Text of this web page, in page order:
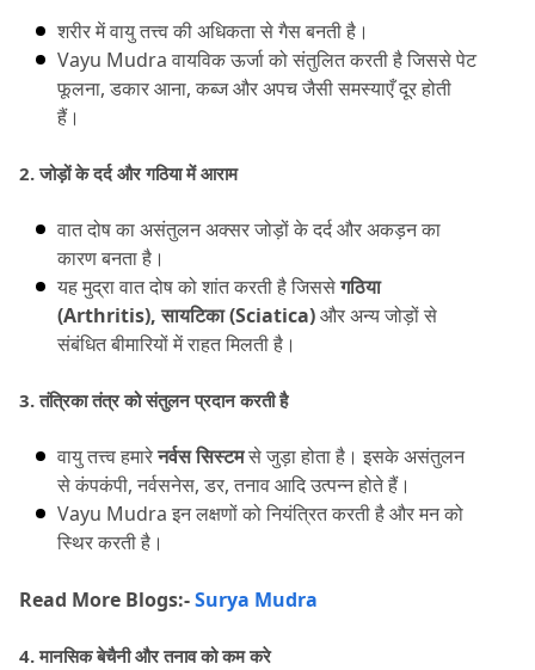
शरीर में वायु तत्त्व की अधिकता से गैस बनती है।
Vayu Mudra वायविक ऊर्जा को संतुलित करती है जिससे पेट
फूलना, डकार आना, कब्ज और अपच जैसी समस्याएँ दूर होती
हैं।
2. जोड़ों के दर्द और गठिया में आराम
वात दोष का असंतुलन अक्सर जोड़ों के दर्द और अकड़न का
कारण बनता है।
यह मुद्रा वात दोष को शांत करती है जिससे गठिया
(Arthritis), सायटिका (Sciatica) और अन्य जोड़ों से
संबंधित बीमारियों में राहत मिलती है।
3. तंत्रिका तंत्र को संतुलन प्रदान करती है
वायु तत्त्व हमारे नर्वस सिस्टम से जुड़ा होता है। इसके असंतुलन
से कंपकंपी, नर्वसनेस, डर, तनाव आदि उत्पन्न होते हैं।
Vayu Mudra इन लक्षणों को नियंत्रित करती है और मन को
स्थिर करती है।
Read More Blogs:-Surya Mudra
4. मानसिक बेचैनी और तनाव को कम करे